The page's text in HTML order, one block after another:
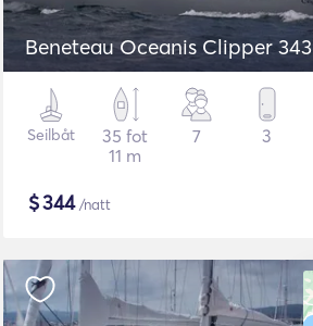
Beneteau Oceanis Clipper 343
Seilbåt
35 fot
11 m
7 3
$344/natt